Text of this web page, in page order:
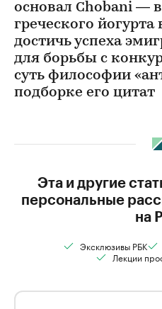
основал Chobani —
греческого йогурта
достичь успеха
для борьбы с
суть философии
подборке его цитат
Эта и другие
персональные
на
Эксклюзивы РБК
Лекции